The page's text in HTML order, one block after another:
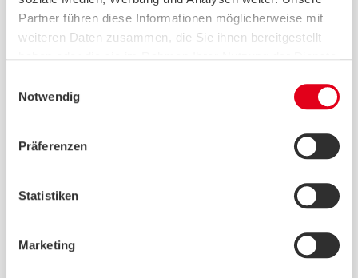
Partner führen diese Informationen möglicherweise mit
weiteren Daten zusammen, die Sie ihnen bereitgestellt
Notwendig
Präferenzen
Statistiken
Marketing
Person.
Pflegehotels verbinden die Leistungen
einer Pflegeeinrichtung mit dem Komfort
eines Hotels. Sie bieten pflegebedürftigen
Menschen eine professionelle Betreuung –
sich zu erholen, neue Kraft zu tanken und
Zeit für sich selbst zu haben. Dabei gibt es